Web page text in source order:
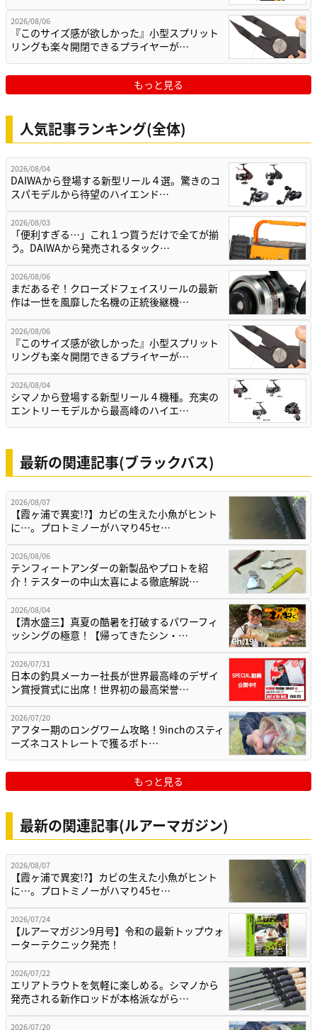
2026/08/06
『このサイズ感が欲しかった』小型スプリット
リングも楽々開閉できるプライヤーが…
もっと見る
人気記事ランキング(全体)
2026/08/04
DAIWAから登場する新型リール４選。驚きのコ
スパモデルから待望のハイエンド…
2026/08/03
「便利すぎる…」これ１つ買うだけで全てが揃
う。DAIWAから発売されるタック…
2026/08/06
まだあるぞ！クローズドフェイスリールの最新
作は一世を風靡した名機の正統後継機…
2026/08/06
『このサイズ感が欲しかった』小型スプリット
リングも楽々開閉できるプライヤーが…
2026/08/04
シマノから登場する新型リール４機種。充実の
エントリーモデルから最高峰のハイエ…
最新の関連記事(ブラックバス)
2026/08/07
【霞ヶ浦で異変!?】カビの生えた小魚がヒント
に…。プロトミノーがハマり45セ…
2026/08/06
テンフィートアンダーの新製品やプロトを紹
介！テスターの中山太喜による徹底解説…
2026/08/04
【清水盛三】真夏の酷暑を打破するパワーフィ
ッシングの極意！【帰ってきたシン・…
2026/07/31
日本の釣具メーカー社長が世界最高峰のデザイ
ン賞授賞式に出席！世界初の最高栄誉…
2026/07/20
アフター期のロングワーム攻略！9inchのスティ
ーズネコストレートで獲るボト…
もっと見る
最新の関連記事(ルアーマガジン)
2026/08/07
【霞ヶ浦で異変!?】カビの生えた小魚がヒント
に…。プロトミノーがハマり45セ…
2026/07/24
【ルアーマガジン9月号】令和の最新トップウォ
ーターテクニック発売！
2026/07/22
エリアトラウトを気軽に楽しめる。シマノから
発売される新作ロッドが本格派ながら…
2026/07/20